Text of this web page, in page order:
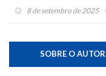
ir ao hospital
8 de setembro de 2025
SOBRE O AUTOR